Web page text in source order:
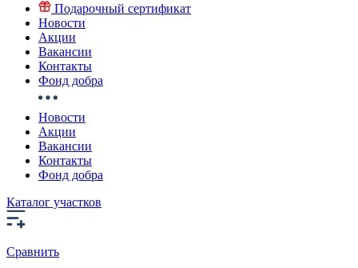
Подарочный сертификат
Новости
Акции
Вакансии
Контакты
Фонд добра
Новости
Акции
Вакансии
Контакты
Фонд добра
Каталог участков
Сравнить